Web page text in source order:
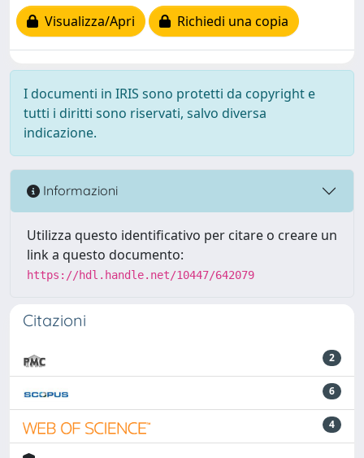
Visualizza/Apri
Richiedi una copia
I documenti in IRIS sono protetti da copyright e
tutti i diritti sono riservati, salvo diversa
indicazione.
Informazioni
Utilizza questo identificativo per citare o creare un
link a questo documento:
https://hdl.handle.net/10447/642079
Citazioni
2
6
4